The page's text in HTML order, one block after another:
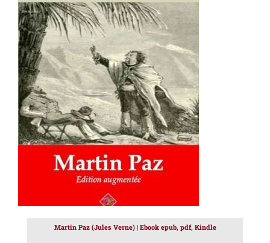
AJOUTER AU PANIER / DÉTAILS
Martin Paz (Jules Verne) | Ebook epub, pdf, Kindle